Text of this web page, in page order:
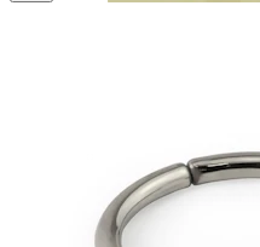
Bodymod Essentials